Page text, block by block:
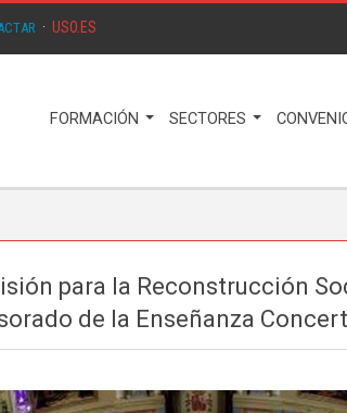
· USO.ES
FORMACIÓN SECTORES
para la Reconstrucción
de la Enseñanza